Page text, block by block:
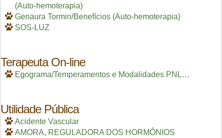
(Auto-hemoterapia)
Genaura Tormin/Benefícios (Auto-hemoterapia)
SOS-LUZ
Terapeuta On-line
Egograma/Temperamentos e Modalidades PNL…
Utilidade Pública
Acidente Vascular
AMORA, REGULADORA DOS HORMÔNIOS